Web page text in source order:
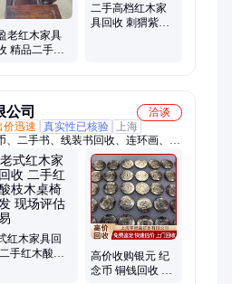
老红木家具
精品二手红
二手高档红木家
具回收 刺猬紫檀
公司
洽谈
价迅速 真实性已核验
上海
、二手书、线装书回收、连环画、纪
红木家具回
手红木酸枝
高价收购银元 纪
念币 铜钱回收 江